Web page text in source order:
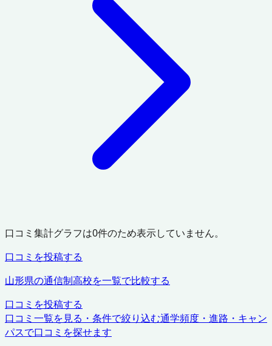
口コミ集計グラフは0件のため表示していません。
口コミを投稿する
山形県の通信制高校を一覧で比較する
口コミを投稿する
口コミ一覧を見る・条件で絞り込む通学頻度・進路・キャン
パスで口コミを探せます